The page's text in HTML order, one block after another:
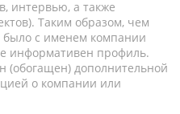
интервью, а также
Таким образом, чем
было с именем компании
информативен профиль.
(обогащен) дополнительной
о компании или